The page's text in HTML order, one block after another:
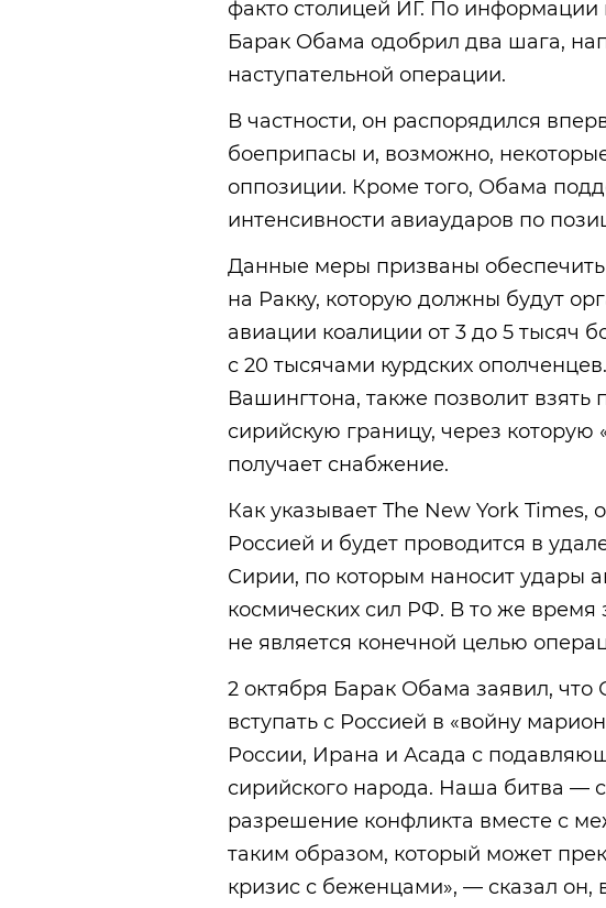
факто столицей ИГ. По
Барак Обама одобрил два шага,
наступательной операции.
В частности, он распорядился
боеприпасы и, возможно,
оппозиции. Кроме того, Обама
интенсивности авиаударов по
Данные меры призваны
на Ракку, которую должны будут
авиации коалиции от 3 до 5 тысяч
с 20 тысячами курдских
Вашингтона, также позволит взять
сирийскую границу, через которую
получает снабжение.
Как указывает The New York Times,
Россией и будет проводится в
Сирии, по которым наносит удары
космических сил РФ. В то же время
не является конечной целью
2 октября Барак Обама заявил,
вступать с Россией в «войну
России, Ирана и Асада с
сирийского народа. Наша битва —
разрешение конфликта вместе с
таким образом, который может
кризис с беженцами», — сказал он,